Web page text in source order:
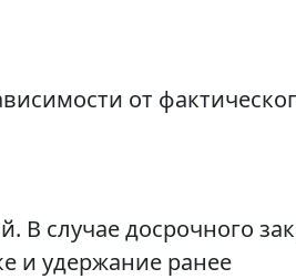
от
В случае досрочного
и удержание ранее